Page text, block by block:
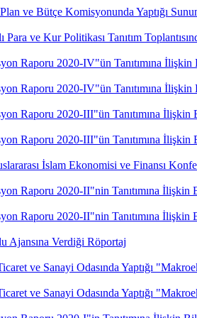
ve Bütçe Komisyonunda Yaptığı
ve Kur Politikası Tanıtım
Raporu 2020-IV"ün Tanıtımına İlişkin
Raporu 2020-IV"ün Tanıtımına İlişkin
Raporu 2020-III"ün Tanıtımına İlişkin
Raporu 2020-III"ün Tanıtımına İlişkin
İslam Ekonomisi ve Finansı
Raporu 2020-II"nin Tanıtımına İlişkin
Raporu 2020-II"nin Tanıtımına İlişkin
Ajansına Verdiği Röportaj
ve Sanayi Odasında Yaptığı
ve Sanayi Odasında Yaptığı